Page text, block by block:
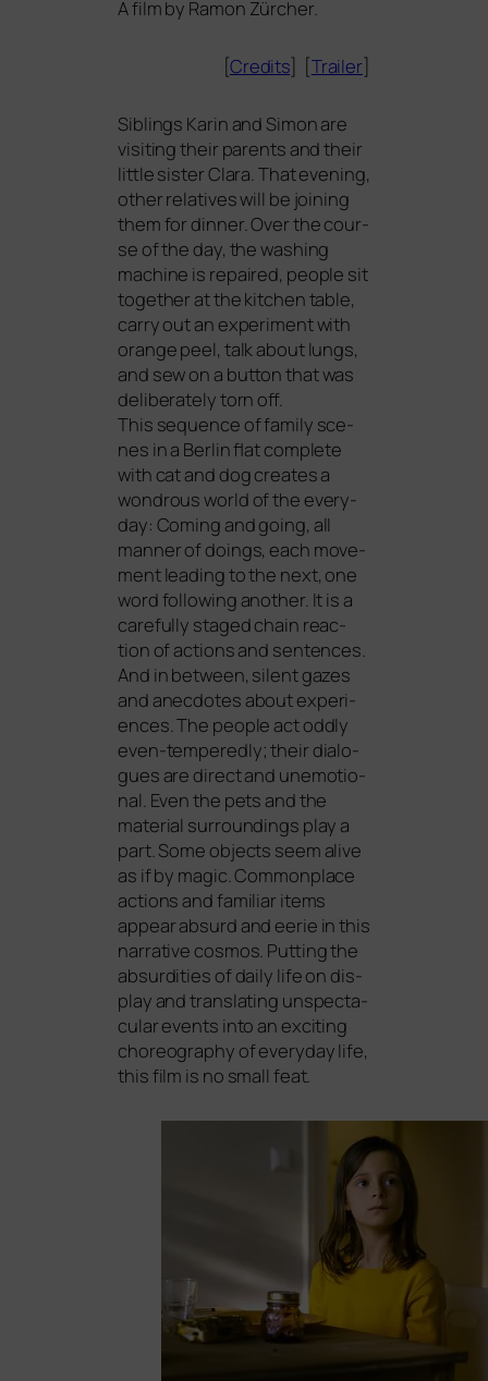
A film by Ramon Zürcher.
[Credits] [Trailer]
Siblings Karin and Simon are
visi­ting their par­ents and their
litt­le sis­ter Clara. That evening,
other rela­ti­ves will be joi­ning
them for din­ner. Over the cour­
se of the day, the washing
machi­ne is repai­red, peo­p­le sit
tog­e­ther at the kit­chen table,
car­ry out an expe­ri­ment with
oran­ge peel, talk about lungs,
and sew on a but­ton that was
deli­bera­te­ly torn off.
This sequence of fami­ly sce­
nes in a Berlin flat com­ple­te
with cat and dog crea­tes a
wond­rous world of the ever­y­
day: Coming and going, all
man­ner of doings, each move­
ment lea­ding to the next, one
word fol­lo­wing ano­ther. It is a
careful­ly staged chain reac­
tion of actions and sen­ten­ces.
And in bet­ween, silent gazes
and anec­do­tes about expe­ri­
en­ces. The peo­p­le act oddly
even-tem­pe­red­ly; their dia­lo­
gues are direct and unemo­tio­
nal. Even the pets and the
mate­ri­al sur­roun­dings play a
part. Some objects seem ali­ve
as if by magic. Commonplace
actions and fami­li­ar items
appear absurd and eerie in this
nar­ra­ti­ve cos­mos. Putting the
absur­di­ties of dai­ly life on dis­
play and trans­la­ting unspec­ta­
cu­lar events into an exci­ting
cho­reo­gra­phy of ever­y­day life,
this film is no small feat.